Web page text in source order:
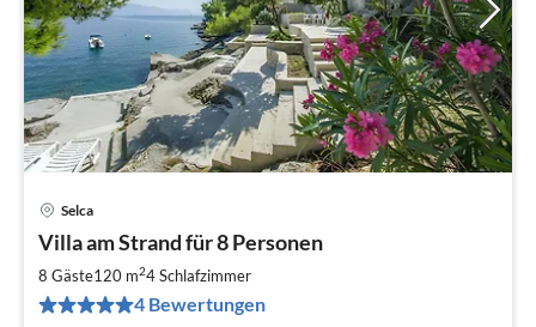
Selca
Villa am Strand für 8 Personen
8 Gäste120 m24Schlafzimmer
4 Bewertungen